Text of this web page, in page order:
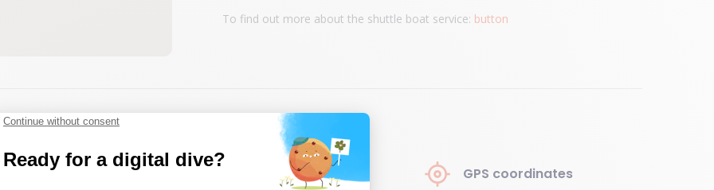
To find out more about the shuttle boat service: button
GPS coordinates